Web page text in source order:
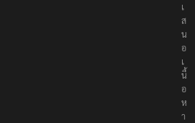
เ
ส
น
อ
เ
นื้
อ
ห
า